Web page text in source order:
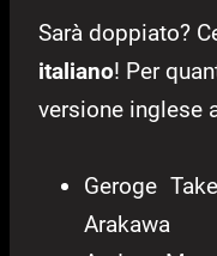
Sarà doppiato?
italiano! Per
versione inglese
Geroge
Arakawa